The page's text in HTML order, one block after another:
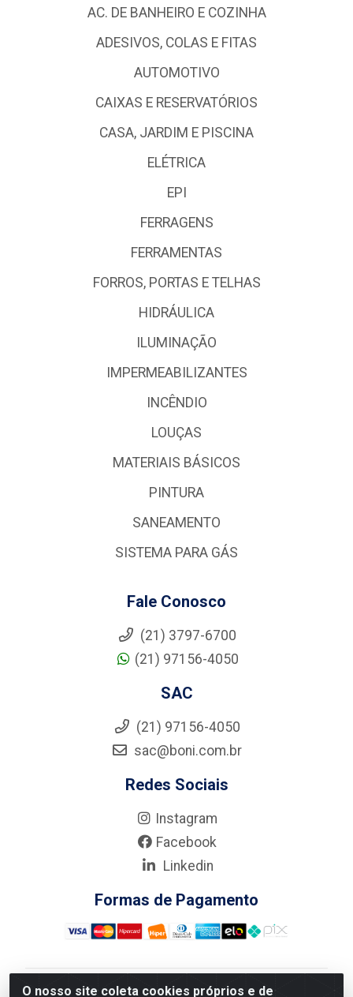
O nosso site coleta cookies próprios e de
AC. DE BANHEIRO E COZINHA
ADESIVOS, COLAS E FITAS
AUTOMOTIVO
CAIXAS E RESERVATÓRIOS
CASA, JARDIM E PISCINA
ELÉTRICA
EPI
FERRAGENS
FERRAMENTAS
FORROS, PORTAS E TELHAS
HIDRÁULICA
ILUMINAÇÃO
IMPERMEABILIZANTES
INCÊNDIO
LOUÇAS
MATERIAIS BÁSICOS
PINTURA
SANEAMENTO
SISTEMA PARA GÁS
Fale Conosco
(21) 3797-6700
(21) 97156-4050
SAC
(21) 97156-4050
sac@boni.com.br
Redes Sociais
Instagram
Facebook
Linkedin
Formas de Pagamento
Nova Boni Distribuidora de Material de Construção LTDA